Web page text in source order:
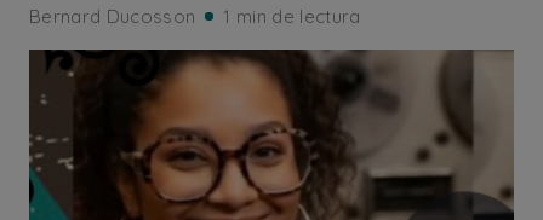
Bernard Ducosson 1 min de lectura